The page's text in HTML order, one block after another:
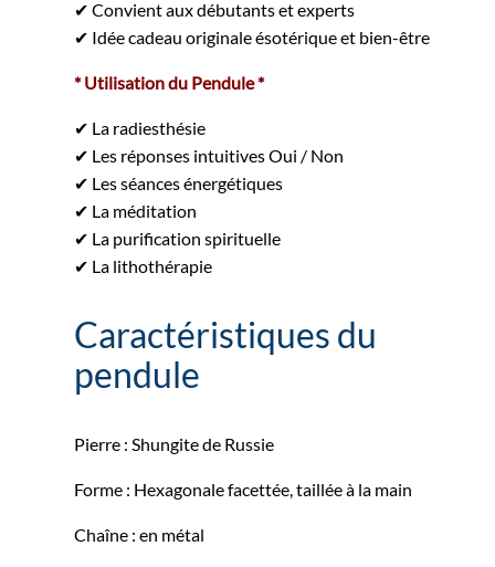
✔ Convient aux débutants et experts
✔ Idée cadeau originale ésotérique et bien-être
* Utilisation du Pendule *
✔ La radiesthésie
✔ Les réponses intuitives Oui / Non
✔ Les séances énergétiques
✔ La méditation
✔ La purification spirituelle
✔ La lithothérapie
Caractéristiques du
pendule
Pierre : Shungite de Russie
Forme : Hexagonale facettée, taillée à la main
Chaîne : en métal